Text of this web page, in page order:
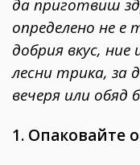
Wellness
1817
ПОСЛЕДВАЙТЕ
да приготвиш
определено не е
добрия вкус,
лесни трика, за
вечеря или обяд
1. Опаковайте